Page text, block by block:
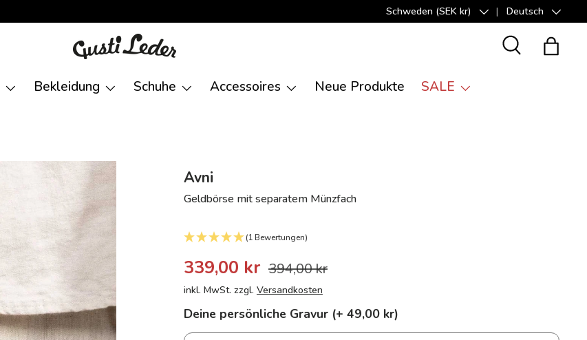
Land/Region
Schweden (SEK kr) SpracheDeutsch
Suche
Bekleidung Schuhe Accessoires Neue Produkte SALE
Avni
Geldbörse mit separatem Münzfach
(1 Bewertungen)
339,00 kr 394,00 kr
inkl. MwSt. zzgl. Versandkosten
Deine persönliche Gravur (+ 49,00 kr)